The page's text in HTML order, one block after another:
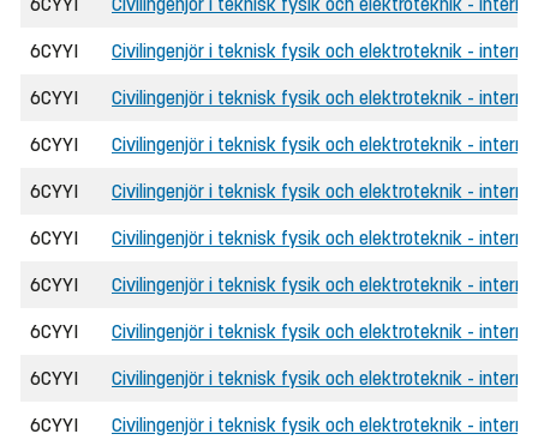
6CYYI Civilingenjör i teknisk fysik och elektroteknik -
6CYYI Civilingenjör i teknisk fysik och elektroteknik -
6CYYI Civilingenjör i teknisk fysik och elektroteknik -
6CYYI Civilingenjör i teknisk fysik och elektroteknik -
6CYYI Civilingenjör i teknisk fysik och elektroteknik -
6CYYI Civilingenjör i teknisk fysik och elektroteknik -
6CYYI Civilingenjör i teknisk fysik och elektroteknik -
6CYYI Civilingenjör i teknisk fysik och elektroteknik -
6CYYI Civilingenjör i teknisk fysik och elektroteknik -